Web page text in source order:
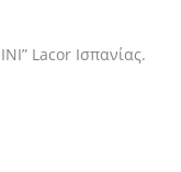
Lacor Ισπανίας.